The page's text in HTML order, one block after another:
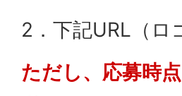
2．下記URL（ロ
ただし、応募時